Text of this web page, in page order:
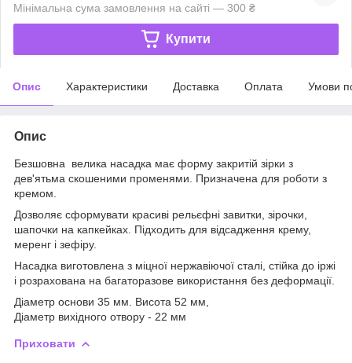
Мінімальна сума замовлення на сайті — 300 ₴
Купити
Опис Характеристики Доставка Оплата Умови
Опис
Безшовна велика насадка має форму закритій зірки з
дев'ятьма скошеними променями. Призначена для роботи з
кремом.
Дозволяє сформувати красиві рельєфні завитки, зірочки,
шапочки на капкейках. Підходить для відсадження крему,
меренг і зефіру.
Насадка виготовлена з міцної нержавіючої сталі, стійка до іржі
і розрахована на багаторазове використання без деформації.
Діаметр основи 35 мм. Висота 52 мм,
Діаметр вихідного отвору - 22 мм
Приховати